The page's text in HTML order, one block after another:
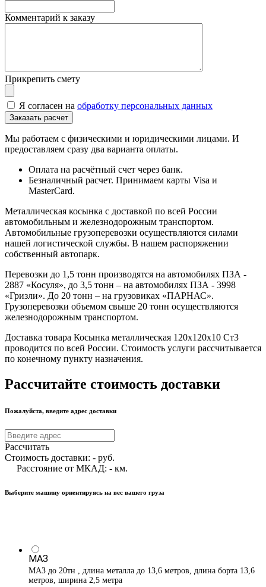
Комментарий к заказу
Прикрепить смету
Я согласен на обработку персональных данных
Мы работаем с физическими и юридическими лицами. И
предоставляем сразу два варианта оплаты.
Оплата на расчётный счет через банк.
Безналичный расчет. Принимаем карты Visa и
MasterCard.
Металлическая косынка с доставкой по всей России
автомобильным и железнодорожным транспортом.
Автомобильные грузоперевозки осуществляются силами
нашей логистической службы. В нашем распоряжении
собственный автопарк.
Перевозки до 1,5 тонн производятся на автомобилях ПЗА -
2887 «Косуля», до 3,5 тонн – на автомобилях ПЗА - 3998
«Гризли». До 20 тонн – на грузовиках «ПАРНАС».
Грузоперевозки объемом свыше 20 тонн осуществляются
железнодорожным транспортом.
Доставка товара Косынка металлическая 120х120х10 Ст3
проводится по всей России. Стоимость услуги рассчитывается
по конечному пункту назначения.
Рассчитайте стоимость доставки
Пожалуйста, введите адрес доставки
Рассчитать
Стоимость доставки: - руб.
Расстояние от МКАД: - км.
Выберите машину ориентируясь на вес вашего груза
МАЗ
МАЗ до 20тн , длина металла до 13,6 метров, длина борта 13,6
метров, ширина 2,5 метра